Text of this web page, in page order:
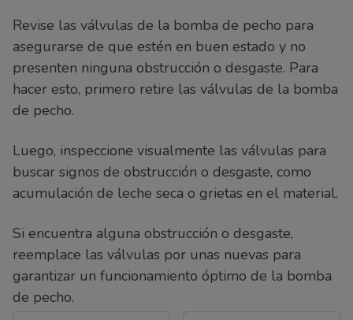
Revise las válvulas de la bomba de pecho para
asegurarse de que estén en buen estado y no
presenten ninguna obstrucción o desgaste. Para
hacer esto, primero retire las válvulas de la bomba
de pecho.
Luego, inspeccione visualmente las válvulas para
buscar signos de obstrucción o desgaste, como
acumulación de leche seca o grietas en el material.
Si encuentra alguna obstrucción o desgaste,
reemplace las válvulas por unas nuevas para
garantizar un funcionamiento óptimo de la bomba
de pecho.